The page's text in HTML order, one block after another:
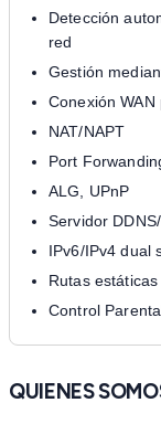
Detección
red
Gestión
Conexión WAN
NAT/NAPT
Port
ALG, UPnP
Servidor
IPv6/IPv4 dual
Rutas estáticas
Control
QUIENES